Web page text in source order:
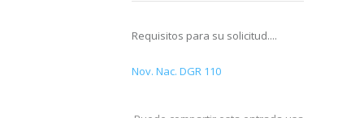
Requisitos para su solicitud....
Nov. Nac. DGR 110